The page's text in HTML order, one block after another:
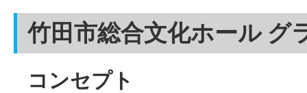
竹田市総合文化ホール グ
コンセプト